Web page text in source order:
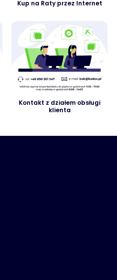
Kup na Raty przez Internet
Kontakt z działem obsługi
klienta